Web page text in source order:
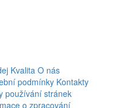
Kvalita O nás
podmínky Kontakty
používání stránek
o zpracování